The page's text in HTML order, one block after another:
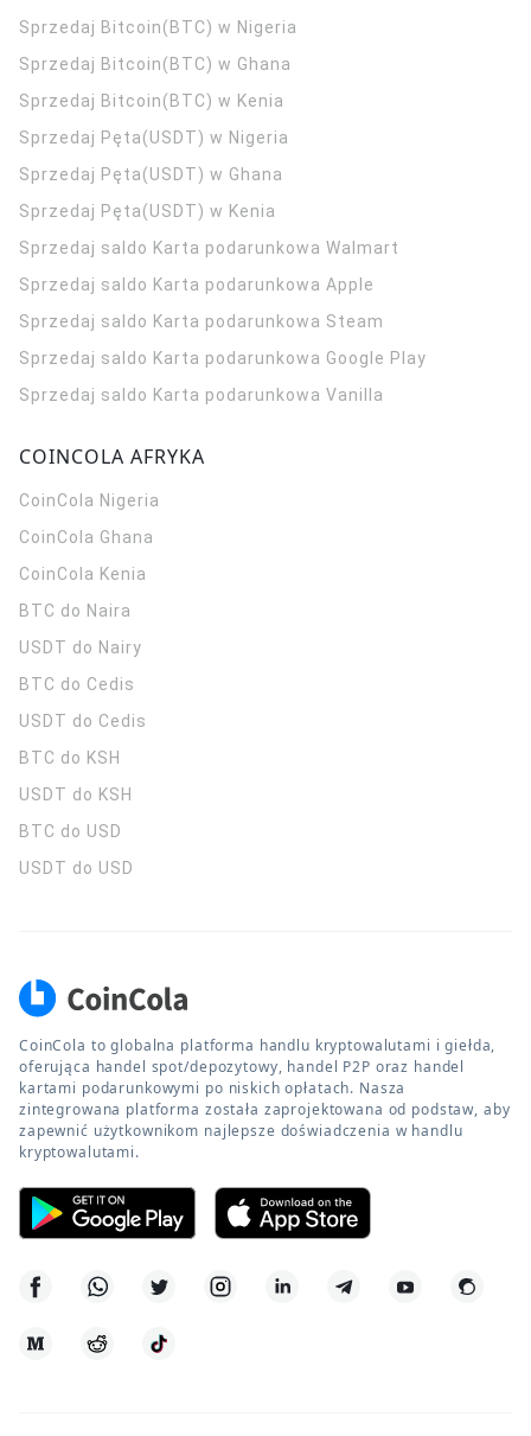
Sprzedaj Bitcoin(BTC) w Nigeria
Sprzedaj Bitcoin(BTC) w Ghana
Sprzedaj Bitcoin(BTC) w Kenia
Sprzedaj Pęta(USDT) w Nigeria
Sprzedaj Pęta(USDT) w Ghana
Sprzedaj Pęta(USDT) w Kenia
Sprzedaj saldo Karta podarunkowa Walmart
Sprzedaj saldo Karta podarunkowa Apple
Sprzedaj saldo Karta podarunkowa Steam
Sprzedaj saldo Karta podarunkowa Google Play
Sprzedaj saldo Karta podarunkowa Vanilla
COINCOLA AFRYKA
CoinCola Nigeria
CoinCola Ghana
CoinCola Kenia
BTC do Naira
USDT do Nairy
BTC do Cedis
USDT do Cedis
BTC do KSH
USDT do KSH
BTC do USD
USDT do USD
CoinCola to globalna platforma handlu kryptowalutami i giełda,
oferująca handel spot/depozytowy, handel P2P oraz handel
kartami podarunkowymi po niskich opłatach. Nasza
zintegrowana platforma została zaprojektowana od podstaw, aby
zapewnić użytkownikom najlepsze doświadczenia w handlu
kryptowalutami.